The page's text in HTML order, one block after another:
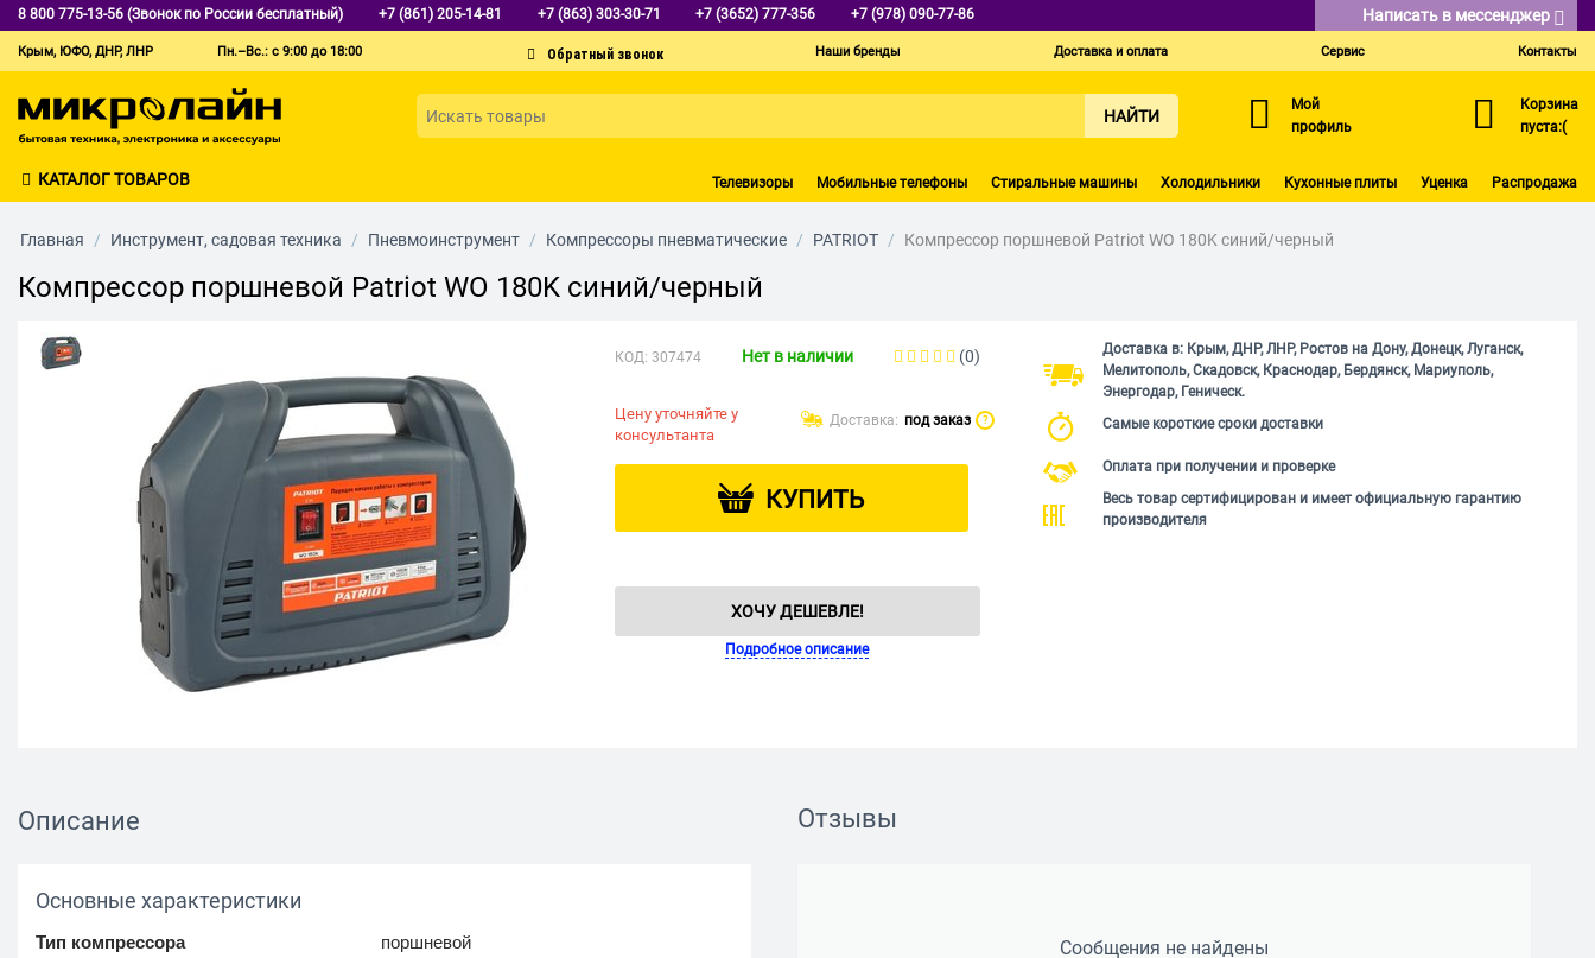
8 800 775-13-56 (Звонок по России бесплатный) +7 (861) 205-14-81 +7 (863) 303-30-71 +7 (3652) 777-356 +7 (978) 090-77-86 Написать в мессенджер
Крым, ЮФО, ДНР, ЛНР Пн.–Вс.: с 9:00 до 18:00 Наши бренды Доставка и оплата Сервис Контакты
НАЙТИ
Мой
профиль
Корзина
пуста:(
КАТАЛОГ ТОВАРОВ Телевизоры Мобильные телефоны Стиральные машины Холодильники Кухонные плиты Уценка Распродажа
Главная / Инструмент, садовая техника / Пневмоинструмент / Компрессоры пневматические / PATRIOT / Компрессор поршневой Patriot WO 180K синий/черный
Компрессор поршневой Patriot WO 180K синий/черный
КОД: 307474 Нет в наличии (0)
Цену уточняйте у
консультанта
Доставка: под заказ ?
КУПИТЬ
ХОЧУ ДЕШЕВЛЕ!
Подробное описание
Доставка в: Крым, ДНР, ЛНР, Ростов на Дону, Донецк, Луганск,
Мелитополь, Скадовск, Краснодар, Бердянск, Мариуполь,
Энергодар, Геническ.
Самые короткие сроки доставки
Оплата при получении и проверке
Весь товар сертифицирован и имеет официальную гарантию
производителя
Описание
Основные характеристики
Тип компрессора
поршневой
Отзывы
Сообщения не найдены